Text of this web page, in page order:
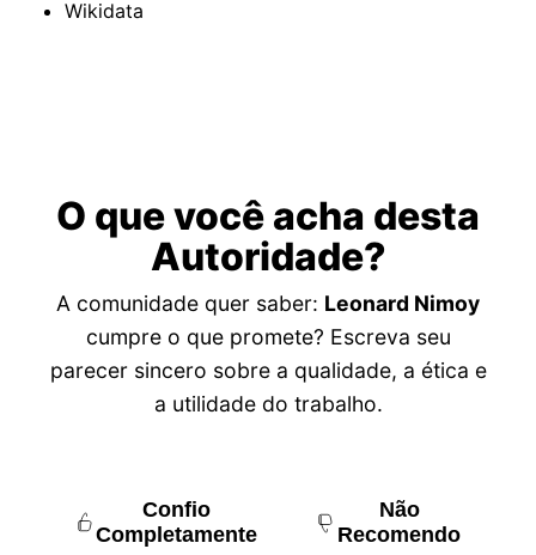
Wikidata
O que você acha desta
Autoridade?
A comunidade quer saber: Leonard Nimoy
cumpre o que promete? Escreva seu
parecer sincero sobre a qualidade, a ética e
a utilidade do trabalho.
Confio
Completamente
Não
Recomendo